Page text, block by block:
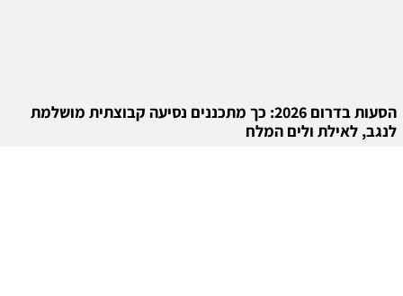
הסעות בדרום 2026: כך מתכננים נסיעה קבוצתית מושלמת
לנגב, לאילת ולים המלח